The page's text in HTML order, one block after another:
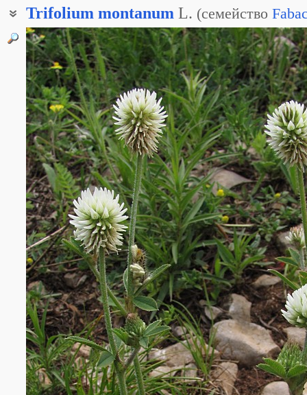
Trifolium montanum L. (семейство
Амория горная